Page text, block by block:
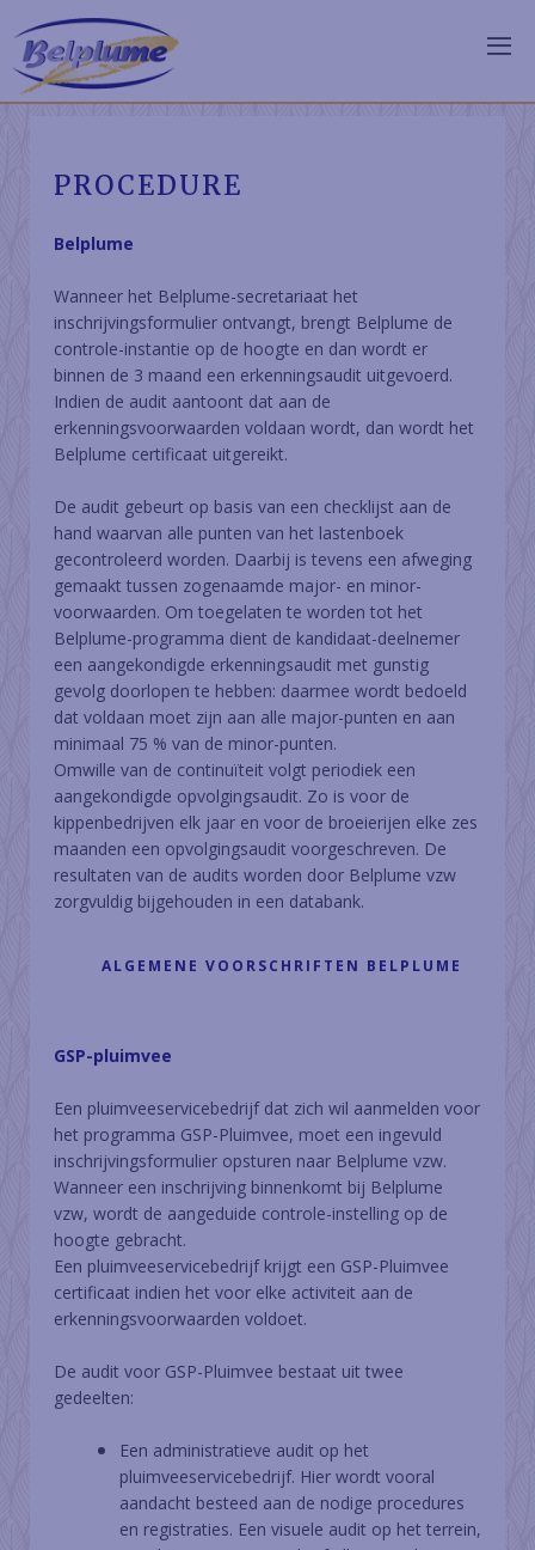
PROCEDURE
Belplume
Wanneer het Belplume-secretariaat het
inschrijvingsformulier ontvangt, brengt Belplume de
controle-instantie op de hoogte en dan wordt er
binnen de 3 maand een erkenningsaudit uitgevoerd.
Indien de audit aantoont dat aan de
erkenningsvoorwaarden voldaan wordt, dan wordt het
Belplume certificaat uitgereikt.
De audit gebeurt op basis van een checklijst aan de
hand waarvan alle punten van het lastenboek
gecontroleerd worden. Daarbij is tevens een afweging
gemaakt tussen zogenaamde major- en minor-
voorwaarden. Om toegelaten te worden tot het
Belplume-programma dient de kandidaat-deelnemer
een aangekondigde erkenningsaudit met gunstig
gevolg doorlopen te hebben: daarmee wordt bedoeld
dat voldaan moet zijn aan alle major-punten en aan
minimaal 75 % van de minor-punten.
Omwille van de continuïteit volgt periodiek een
aangekondigde opvolgingsaudit. Zo is voor de
kippenbedrijven elk jaar en voor de broeierijen elke zes
maanden een opvolgingsaudit voorgeschreven. De
resultaten van de audits worden door Belplume vzw
zorgvuldig bijgehouden in een databank.
ALGEMENE VOORSCHRIFTEN BELPLUME
GSP-pluimvee
Een pluimveeservicebedrijf dat zich wil aanmelden voor
het programma GSP-Pluimvee, moet een ingevuld
inschrijvingsformulier opsturen naar Belplume vzw.
Wanneer een inschrijving binnenkomt bij Belplume
vzw, wordt de aangeduide controle-instelling op de
hoogte gebracht.
Een pluimveeservicebedrijf krijgt een GSP-Pluimvee
certificaat indien het voor elke activiteit aan de
erkenningsvoorwaarden voldoet.
De audit voor GSP-Pluimvee bestaat uit twee
gedeelten:
Een administratieve audit op het
pluimveeservicebedrijf. Hier wordt vooral
aandacht besteed aan de nodige procedures
en registraties. Een visuele audit op het terrein,